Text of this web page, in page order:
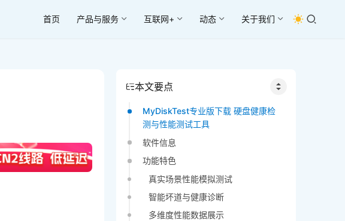
首页 产品与服务 互联网+ 动态 关于我们
本文要点
MyDiskTest专业版下载 硬盘健康检
测与性能测试工具
软件信息
功能特色
真实场景性能模拟测试
智能坏道与健康诊断
多维度性能数据展示